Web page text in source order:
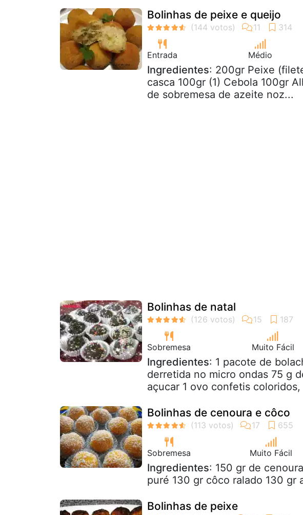
Bolinhas de peixe e queijo
Entrada Médio
Ingredientes: 200gr Peixe
casca 100gr (1) Cebola 100gr
de sobremesa de azeite noz...
Bolinhas de natal
Sobremesa Muito Fácil
Ingredientes: 1 pacote de
derretida no micro ondas 75 g
açucar 1 ovo confetis coloridos,
Bolinhas de cenoura e côco
Sobremesa Muito Fácil
Ingredientes: 150 gr de
puré 130 gr côco ralado 130 gr
Bolinhas de peixe